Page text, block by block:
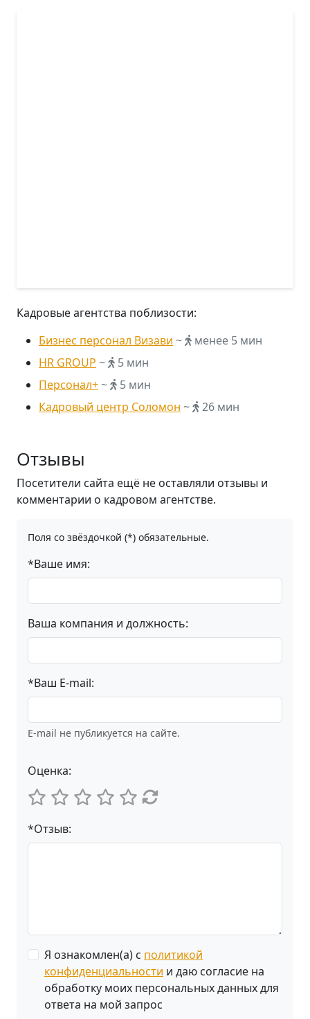
Кадровые агентства поблизости:
Бизнес персонал Визави ~
менее 5 мин
HR GROUP ~
5 мин
Персонал+~
5 мин
Кадровый центр Соломон ~ 26 мин
Отзывы
Посетители сайта ещё не оставляли отзывы и
комментарии о кадровом агентстве.
Поля со звёздочкой (*) обязательные.
*Ваше имя:
Ваша компания и должность:
*Ваш E-mail:
E-mail не публикуется на сайте.
Оценка:
*Отзыв:
Я ознакомлен(а) с политикой
конфиденциальности и даю согласие на
обработку моих персональных данных для
ответа на мой запрос